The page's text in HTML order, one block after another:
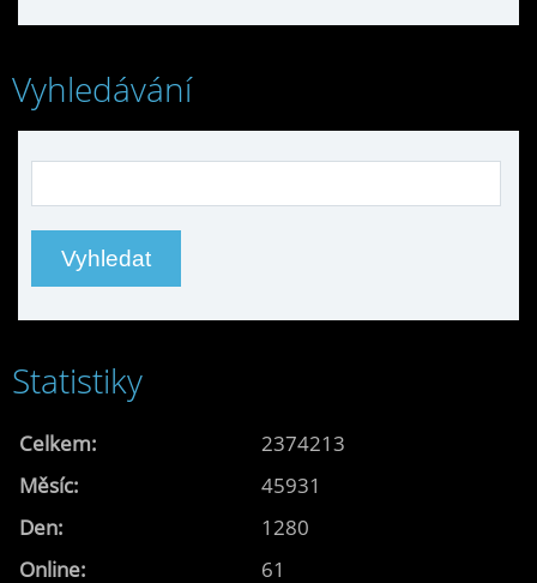
Vyhledávání
Statistiky
Online: 61
Celkem:
2374213
Měsíc:
45931
Den:
1280